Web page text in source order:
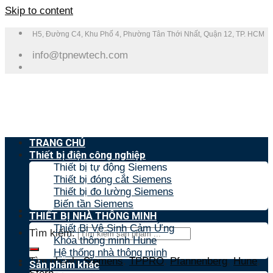
Skip to content
H5, Đường C4, Khu Phố 4, Phường Tân Thới Nhất, Quận 12, TP. HCM
info@tpnewtech.com
Tìm kiếm:
Tìm nhanh:Siemens,TPPRO,Pfannenberg,Hune,
TRANG CHỦ
Thiết bị điện công nghiệp
Thiết bị tự động Siemens
Thiết bị đóng cắt Siemens
Thiết bị đo lường Siemens
Biến tần Siemens
THIẾT BỊ NHÀ THÔNG MINH
Thiết Bị Vệ Sinh Cảm Ứng
Khóa thông minh Hune
Hệ thống nhà thông minh
Sản phẩm khác